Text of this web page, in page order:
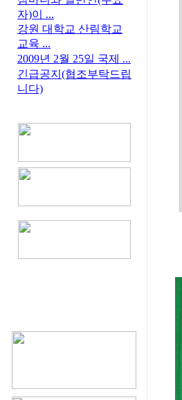
자)이 ...
강원 대학교 산림학교
교육 ...
2009년 2월 25일 국제 ...
긴급공지(협조부탁드립
니다)